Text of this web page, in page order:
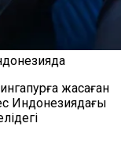
жасаған
Индонезиядағы